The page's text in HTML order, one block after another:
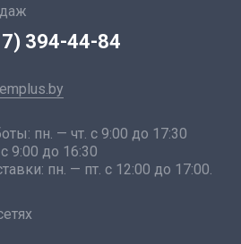
394-44-84
пн. — чт. с 9:00 до 17:30
9:00 до 16:30
пн. — пт. с 12:00 до 17:00.